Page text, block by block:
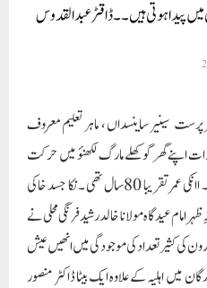
پیدا ہوتی ہیں ۔۔ڈاقٹر عبدالقدوس
پرست سینیر ساینسداں ، ماہر تعلیم معروف
رات اپنے گھر گوکھلے مارگ لکھنؤ میں حرکت
کلب بند ھو جانے کے سبب انتقال ہو گیا ۔ اانکی عمر تقریبا 80سال تھی ۔نکا جسد خاکی
امام عیدگاہ مولانا خالد رشید فرنگی محلی نے
کی کثیر تعداد کی موجودگی میں انھیں عیش
میں اہلیہ کے علاوہ ایک بیٹا ڈاکٹر منصور